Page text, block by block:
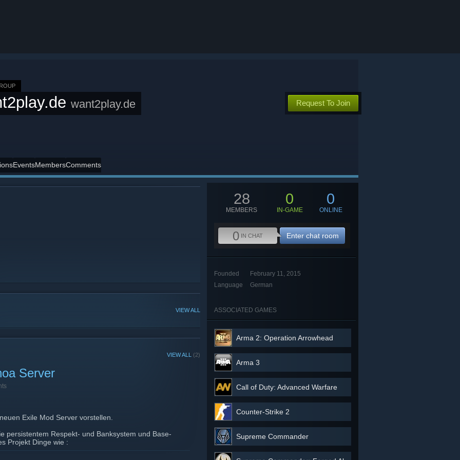
want2play.de Request To Join
EventsMembersComments
VIEW ALL
VIEW ALL (2)
Server
Exile Mod Server vorstellen.
persistentem Respekt- und Banksystem und Base-
Projekt Dinge wie :
28
MEMBERS
0
IN-GAME
0
ONLINE
0 IN CHAT Enter chat room
Founded
February 11, 2015
Language
German
ASSOCIATED GAMES
Arma 2: Operation Arrowhead
Arma 3
Call of Duty: Advanced Warfare
Counter-Strike 2
Supreme Commander